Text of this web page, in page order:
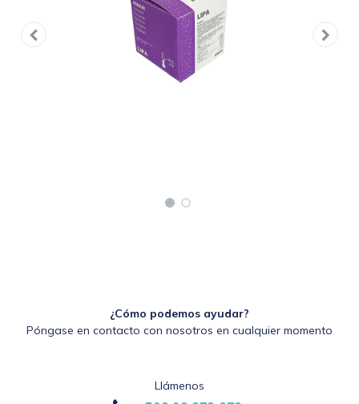
¿Cómo podemos ayudar?
Póngase en contacto con nosotros en cualquier momento
Llámenos